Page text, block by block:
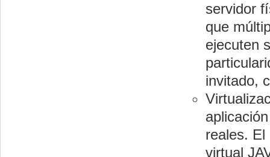
servidor
que
ejecuten
invitado,
reales. El
virtual